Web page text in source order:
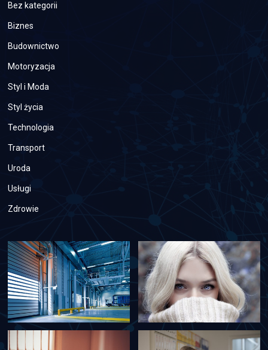
Bez kategorii
Biznes
Budownictwo
Motoryzacja
Styl i Moda
Styl życia
Technologia
Transport
Uroda
Usługi
Zdrowie